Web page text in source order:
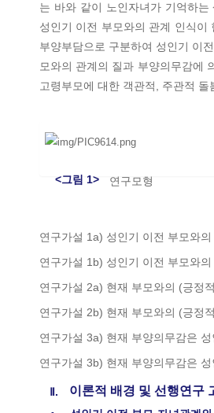
는 바와 같이 노인자녀가 기억하
성인기 이전 부모와의 관계 인식
부양부담으로 구분하여 성인기 이
모와의 관계의 질과 부양의무감에
고령부모에 대한 객관적, 주관적
<그림 1> 연구모형
연구가설 1a) 성인기 이전 부모와
연구가설 1b) 성인기 이전 부모와
연구가설 2a) 현재 부모와의 (긍정
연구가설 2b) 현재 부모와의 (긍정
연구가설 3a) 현재 부양의무감은
연구가설 3b) 현재 부양의무감은
Ⅱ. 이론적 배경 및 선행연구